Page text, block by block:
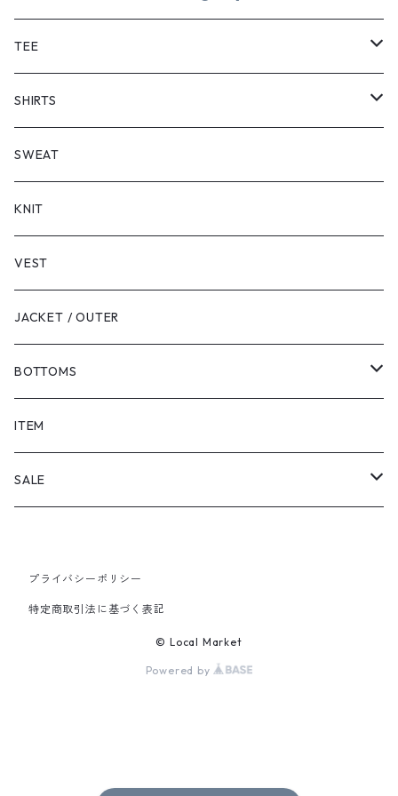
TEE
SHORT SLEEVE
LONG SLEEVE
SHIRTS
SHORT SLEEVE
LONG SLEEVE
SWEAT
KNIT
VEST
JACKET / OUTER
BOTTOMS
SHORTS
PANTS
ITEM
SALE
PANTS
プライバシーポリシー
特定商取引法に基づく表記
© Local Market
Powered by